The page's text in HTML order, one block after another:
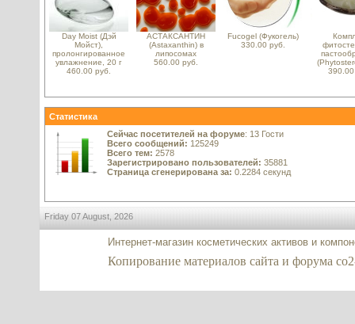
Day Moist (Дэй
Мойст),
пролонгированное
увлажнение, 20 г
460.00 руб.
АСТАКСАНТИН
(Astaxanthin) в
липосомах
560.00 руб.
Fucogel (Фукогель)
330.00 руб.
Статистика
Сейчас посетителей на форуме: 13 Гости
Всего сообщений: 125249
Всего тем: 2578
Зарегистрировано пользователей: 35881
Страница сгенерирована за: 0.2284 секунд
Friday 07 August, 2026
Интернет-магазин косметических активов и
Копирование материалов сайта и форума